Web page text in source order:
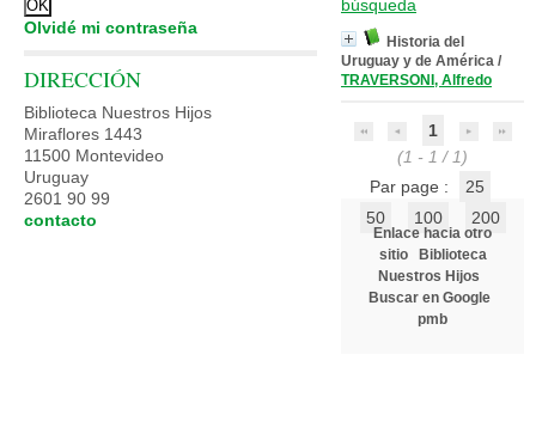
búsqueda
Historia del
Uruguay y de América /
TRAVERSONI, Alfredo
1
(1 - 1 / 1)
Par page :
25
50
100 200
Enlace hacia otro
sitio
Biblioteca
Nuestros Hijos
Buscar en Google
pmb
Olvidé mi contraseña
DIRECCIÓN
Biblioteca Nuestros Hijos
Miraflores 1443
11500 Montevideo
Uruguay
2601 90 99
contacto